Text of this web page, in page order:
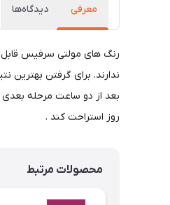
معرفی دیدگاه‌ها
رنگ های مولتی سرفیس قابل
ندارند. برای گرفتن بهترین
روز استراحت کند .
محصولات مرتبط